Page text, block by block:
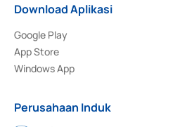
Download Aplikasi
Google Play
App Store
Windows App
Perusahaan Induk